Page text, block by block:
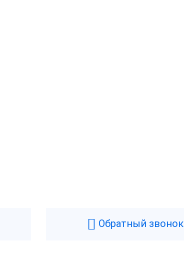
Обратный звонок